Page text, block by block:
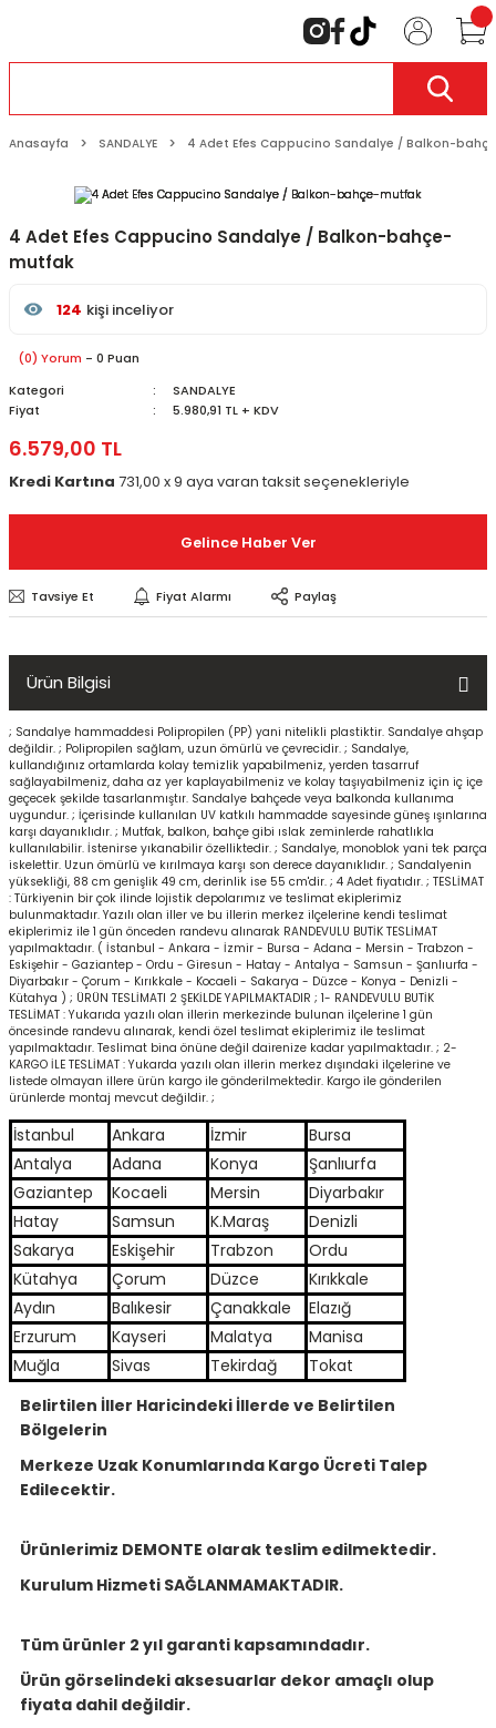
Anasayfa SANDALYE 4 Adet Efes Cappucino Sandalye / Balkon-
4 Adet Efes Cappucino Sandalye / Balkon-bahçe-
mutfak
124 kişi inceliyor
Son 1 hafta içinde
(0) Yorum - 0 Puan
Kategori
SANDALYE
Fiyat
5.980,91 TL + KDV
6.579,00 TL
Kredi Kartına 731,00 x 9 aya varan taksit seçenekleriyle
Gelince Haber Ver
Tavsiye Et Fiyat Alarmı Paylaş
Ürün Bilgisi
; Sandalye hammaddesi Polipropilen (PP) yani nitelikli plastiktir. Sandalye ahşap
değildir. ; Polipropilen sağlam, uzun ömürlü ve çevrecidir. ; Sandalye,
kullandığınız ortamlarda kolay temizlik yapabilmeniz, yerden tasarruf
sağlayabilmeniz, daha az yer kaplayabilmeniz ve kolay taşıyabilmeniz için iç içe
geçecek şekilde tasarlanmıştır. Sandalye bahçede veya balkonda kullanıma
uygundur. ; İçerisinde kullanılan UV katkılı hammadde sayesinde güneş ışınlarına
karşı dayanıklıdır. ; Mutfak, balkon, bahçe gibi ıslak zeminlerde rahatlıkla
kullanılabilir. İstenirse yıkanabilir özelliktedir. ; Sandalye, monoblok yani tek parça
iskelettir. Uzun ömürlü ve kırılmaya karşı son derece dayanıklıdır. ; Sandalyenin
yüksekliği, 88 cm genişlik 49 cm, derinlik ise 55 cm'dir. ; 4 Adet fiyatıdır. ; TESLİMAT
: Türkiyenin bir çok ilinde lojistik depolarımız ve teslimat ekiplerimiz
bulunmaktadır. Yazılı olan iller ve bu illerin merkez ilçelerine kendi teslimat
ekiplerimiz ile 1 gün önceden randevu alınarak RANDEVULU BUTİK TESLİMAT
yapılmaktadır. ( İstanbul - Ankara - İzmir - Bursa - Adana - Mersin - Trabzon -
Eskişehir - Gaziantep - Ordu - Giresun - Hatay - Antalya - Samsun - Şanlıurfa -
Diyarbakır - Çorum - Kırıkkale - Kocaeli - Sakarya - Düzce - Konya - Denizli -
Kütahya ) ; ÜRÜN TESLİMATI 2 ŞEKİLDE YAPILMAKTADIR ; 1- RANDEVULU BUTİK
TESLİMAT : Yukarıda yazılı olan illerin merkezinde bulunan ilçelerine 1 gün
öncesinde randevu alınarak, kendi özel teslimat ekiplerimiz ile teslimat
yapılmaktadır. Teslimat bina önüne değil dairenize kadar yapılmaktadır. ; 2-
KARGO İLE TESLİMAT : Yukarda yazılı olan illerin merkez dışındaki ilçelerine ve
listede olmayan illere ürün kargo ile gönderilmektedir. Kargo ile gönderilen
ürünlerde montaj mevcut değildir. ;
İstanbul Ankara İzmir
Bursa
Antalya
Adana Konya
Şanlıurfa
Gaziantep
Kocaeli Mersin
Diyarbakır
Hatay
Samsun K.Maraş
Denizli
Sakarya
Eskişehir Trabzon
Ordu
Kütahya
Çorum Düzce
Kırıkkale
Aydın
Balıkesir Çanakkale
Elazığ
Erzurum
Kayseri Malatya
Manisa
Muğla
Sivas Tekirdağ
Tokat
Belirtilen İller Haricindeki İllerde ve Belirtilen
Bölgelerin
Merkeze Uzak Konumlarında Kargo Ücreti Talep
Edilecektir.
Ürünlerimiz DEMONTE olarak teslim edilmektedir.
Kurulum Hizmeti SAĞLANMAMAKTADIR.
Tüm ürünler 2 yıl garanti kapsamındadır.
Ürün görselindeki aksesuarlar dekor amaçlı olup
fiyata dahil değildir.